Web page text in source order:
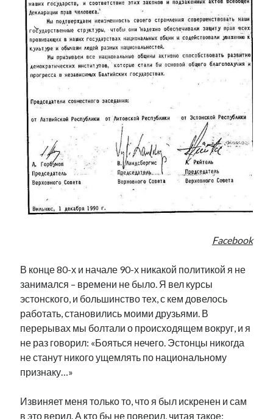
Facebook
В конце 80-х и начале 90-х никакой политикой я не
занимался – времени не было. Я вел курсы
эстонского, и большинство тех, с кем довелось
работать, становились моими друзьями. В
перерывах мы болтали о происходящем вокруг, и я
не раз говорил: «Бояться нечего. Эстонцы никогда
не станут никого ущемлять по национальному
признаку…»
Извиняет меня только то, что я был искренен и сам
в это верил. А кто бы не поверил, читая такое: